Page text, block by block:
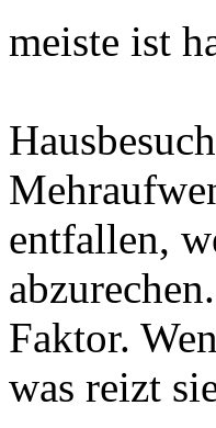
meiste ist
entfallen,
Faktor.
was reizt